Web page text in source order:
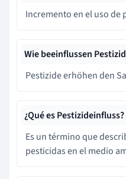
Incremento en el uso de
Wie beeinflussen
Pestizide erhöhen den
¿Qué es Pestizideinfluss?
Es un término que
pesticidas en el medio